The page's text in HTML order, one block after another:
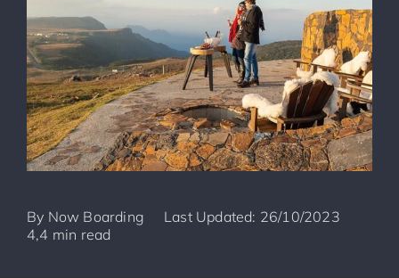
By Now Boarding
Last Updated: 26/10/2023
4,4 min read